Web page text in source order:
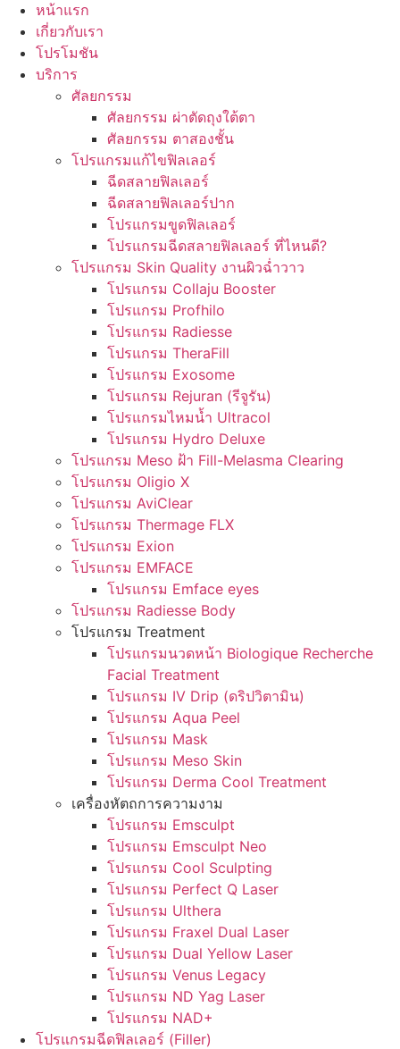
หน้าแรก
เกี่ยวกับเรา
โปรโมชัน
บริการ
ศัลยกรรม
ศัลยกรรม ผ่าตัดถุงใต้ตา
ศัลยกรรม ตาสองชั้น
โปรแกรมแก้ไขฟิลเลอร์
ฉีดสลายฟิลเลอร์
ฉีดสลายฟิลเลอร์ปาก
โปรแกรมขูดฟิลเลอร์
โปรแกรมฉีดสลายฟิลเลอร์ ที่ไหนดี?
โปรแกรม Skin Quality งานผิวฉ่ำวาว
โปรแกรม Collaju Booster
โปรแกรม Profhilo
โปรแกรม Radiesse
โปรแกรม TheraFill
โปรแกรม Exosome
โปรแกรม Rejuran (รีจูรัน)
โปรแกรมไหมน้ำ Ultracol
โปรแกรม Hydro Deluxe
โปรแกรม Meso ฝ้า Fill-Melasma Clearing
โปรแกรม Oligio X
โปรแกรม AviClear
โปรแกรม Thermage FLX
โปรแกรม Exion
โปรแกรม EMFACE
โปรแกรม Emface eyes
โปรแกรม Radiesse Body
โปรแกรม Treatment
โปรแกรมนวดหน้า Biologique Recherche
Facial Treatment
โปรแกรม IV Drip (ดริปวิตามิน)
โปรแกรม Aqua Peel
โปรแกรม Mask
โปรแกรม Meso Skin
โปรแกรม Derma Cool Treatment
เครื่องหัตถการความงาม
โปรแกรม Emsculpt
โปรแกรม Emsculpt Neo
โปรแกรม Cool Sculpting
โปรแกรม Perfect Q Laser
โปรแกรม Ulthera
โปรแกรม Fraxel Dual Laser
โปรแกรม Dual Yellow Laser
โปรแกรม Venus Legacy
โปรแกรม ND Yag Laser
โปรแกรม NAD+
โปรแกรมฉีดฟิลเลอร์ (Filler)